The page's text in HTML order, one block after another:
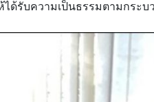
ด้รับความเป็นธรรมตามกระบ